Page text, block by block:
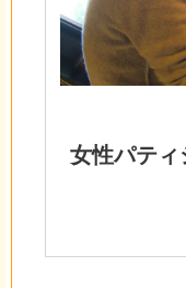
女性パティ